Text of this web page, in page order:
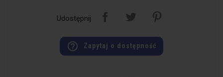
Udostępnij
help_outline Zapytaj o dostępność